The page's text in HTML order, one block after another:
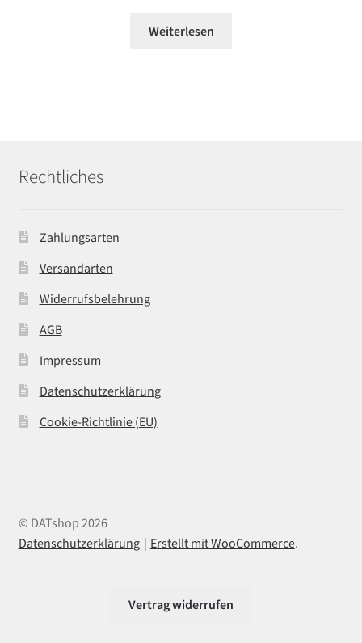
Weiterlesen
Rechtliches
Zahlungsarten
Versandarten
Widerrufsbelehrung
AGB
Impressum
Datenschutzerklärung
Cookie-Richtlinie (EU)
© DATshop 2026
Datenschutzerklärung
Erstellt mit WooCommerce.
Vertrag widerrufen